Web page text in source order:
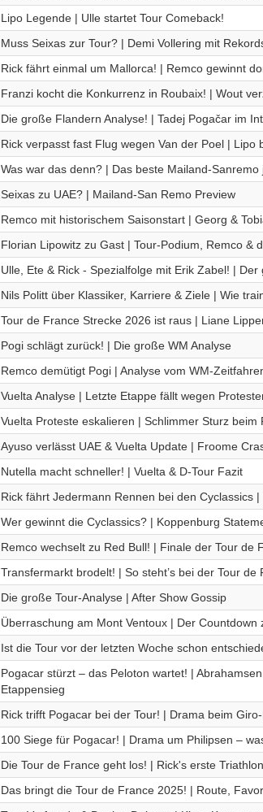
Lipo Legende | Ulle startet Tour Comeback!
Muss Seixas zur Tour? | Demi Vollering mit
Rick fährt einmal um Mallorca! | Remco gewinnt
Franzi kocht die Konkurrenz in Roubaix! | Wout
Die große Flandern Analyse! | Tadej Pogačar im
Rick verpasst fast Flug wegen Van der Poel | Lipo
Was war das denn? | Das beste Mailand-Sanremo
Seixas zu UAE? | Mailand-San Remo Preview
Remco mit historischem Saisonstart | Georg &
Florian Lipowitz zu Gast | Tour-Podium, Remco &
Ulle, Ete & Rick - Spezialfolge mit Erik Zabel! |
Nils Politt über Klassiker, Karriere & Ziele | Wie
Tour de France Strecke 2026 ist raus | Liane
Pogi schlägt zurück! | Die große WM Analyse
Remco demütigt Pogi | Analyse vom WM-
Vuelta Analyse | Letzte Etappe fällt wegen
Vuelta Proteste eskalieren | Schlimmer Sturz beim
Ayuso verlässt UAE & Vuelta Update | Froome
Nutella macht schneller! | Vuelta & D-Tour Fazit
Rick fährt Jedermann Rennen bei den Cyclassics
Wer gewinnt die Cyclassics? | Koppenburg
Remco wechselt zu Red Bull! | Finale der Tour de
Transfermarkt brodelt! | So steht’s bei der Tour de
Die große Tour-Analyse | After Show Gossip
Überraschung am Mont Ventoux | Der Countdown
Ist die Tour vor der letzten Woche schon
Pogacar stürzt – das Peloton wartet! |
Etappensieg
Rick trifft Pogacar bei der Tour! | Drama beim
100 Siege für Pogacar! | Drama um Philipsen –
Die Tour de France geht los! | Rick's erste
Das bringt die Tour de France 2025! | Route,